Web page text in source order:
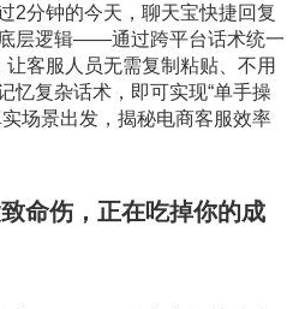
2分钟的今天，聊天宝快捷回复
层逻辑——通过跨平台话术统一
客服人员无需复制粘贴、不用
忆复杂话术，即可实现“单手操
场景出发，揭秘电商客服效率
命伤，正在吃掉你的成